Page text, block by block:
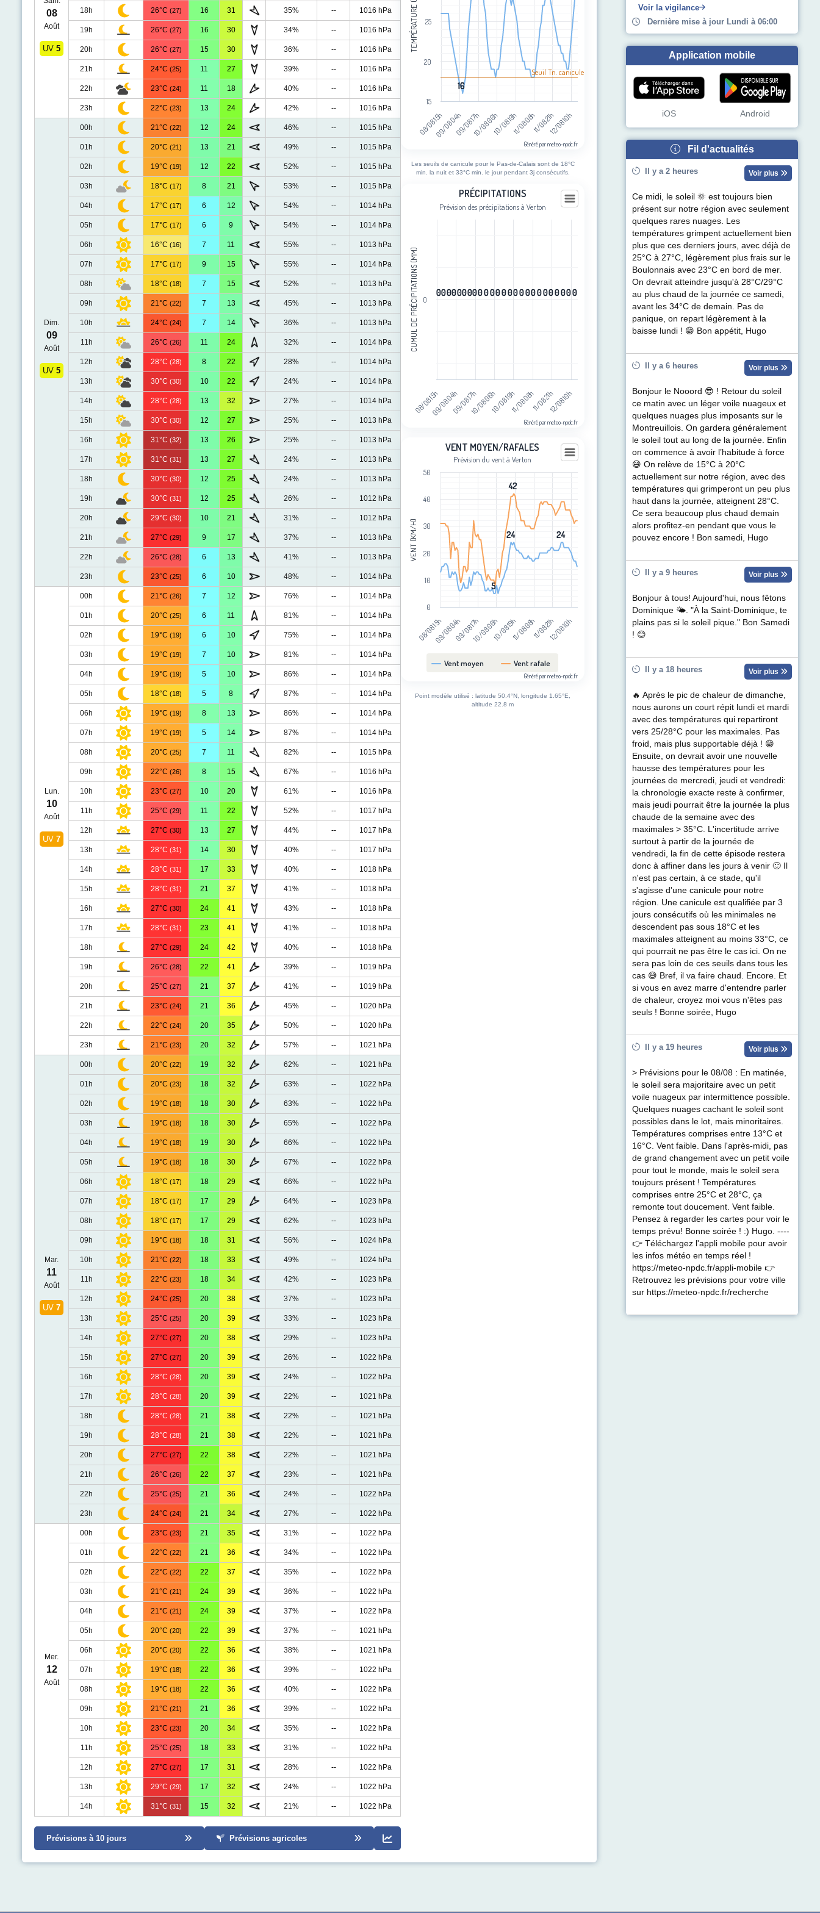
08
Août
UV 5
18h 26°C (27) 16 31 35% -- 1016 hPa
19h 26°C (27) 16 30 34% -- 1016 hPa
20h 26°C (27) 15 30 36% -- 1016 hPa
21h 24°C (25) 11 27 39% -- 1016 hPa
22h 23°C (24) 11 18 40% -- 1016 hPa
23h 22°C (23) 13 24 42% -- 1016 hPa
Dim.
09
Août
UV 5
00h 21°C (22) 12 24 46% -- 1015 hPa
01h 20°C (21) 13 21 49% -- 1015 hPa
02h 19°C (19) 12 22 52% -- 1015 hPa
03h 18°C (17) 8 21 53% -- 1015 hPa
04h 17°C (17) 6 12 54% -- 1014 hPa
05h 17°C (17) 6 9 54% -- 1014 hPa
06h 16°C (16) 7 11 55% -- 1013 hPa
07h 17°C (17) 9 15 55% -- 1014 hPa
08h 18°C (18) 7 15 52% -- 1013 hPa
09h 21°C (22) 7 13 45% -- 1013 hPa
10h 24°C (24) 7 14 36% -- 1013 hPa
11h 26°C (26) 11 24 32% -- 1014 hPa
12h 28°C (28) 8 22 28% -- 1014 hPa
13h 30°C (30) 10 22 24% -- 1014 hPa
14h 28°C (28) 13 32 27% -- 1014 hPa
15h 30°C (30) 12 27 25% -- 1013 hPa
16h 31°C (32) 13 26 25% -- 1013 hPa
17h 31°C (31) 13 27 24% -- 1013 hPa
18h 30°C (30) 12 25 24% -- 1013 hPa
19h 30°C (31) 12 25 26% -- 1012 hPa
20h 29°C (30) 10 21 31% -- 1012 hPa
21h 27°C (29) 9 17 37% -- 1013 hPa
22h 26°C (28) 6 13 41% -- 1013 hPa
23h 23°C (25) 6 10 48% -- 1014 hPa
Lun.
10
Août
UV 7
00h 21°C (26) 7 12 76% -- 1014 hPa
01h 20°C (25) 6 11 81% -- 1014 hPa
02h 19°C (19) 6 10 75% -- 1014 hPa
03h 19°C (19) 7 10 81% -- 1014 hPa
04h 19°C (19) 5 10 86% -- 1014 hPa
05h 18°C (18) 5 8 87% -- 1014 hPa
06h 19°C (19) 8 13 86% -- 1014 hPa
07h 19°C (19) 5 14 87% -- 1014 hPa
08h 20°C (25) 7 11 82% -- 1015 hPa
09h 22°C (26) 8 15 67% -- 1016 hPa
10h 23°C (27) 10 20 61% -- 1016 hPa
11h 25°C (29) 11 22 52% -- 1017 hPa
12h 27°C (30) 13 27 44% -- 1017 hPa
13h 28°C (31) 14 30 40% -- 1017 hPa
14h 28°C (31) 17 33 40% -- 1018 hPa
15h 28°C (31) 21 37 41% -- 1018 hPa
16h 27°C (30) 24 41 43% -- 1018 hPa
17h 28°C (31) 23 41 41% -- 1018 hPa
18h 27°C (29) 24 42 40% -- 1018 hPa
19h 26°C (28) 22 41 39% -- 1019 hPa
20h 25°C (27) 21 37 41% -- 1019 hPa
21h 23°C (24) 21 36 45% -- 1020 hPa
22h 22°C (24) 20 35 50% -- 1020 hPa
23h 21°C (23) 20 32 57% -- 1021 hPa
Mar.
11
Août
UV 7
00h 20°C (22) 19 32 62% -- 1021 hPa
01h 20°C (23) 18 32 63% -- 1022 hPa
02h 19°C (18) 18 30 63% -- 1022 hPa
03h 19°C (18) 18 30 65% -- 1022 hPa
04h 19°C (18) 19 30 66% -- 1022 hPa
05h 19°C (18) 18 30 67% -- 1022 hPa
06h 18°C (17) 18 29 66% -- 1022 hPa
07h 18°C (17) 17 29 64% -- 1023 hPa
08h 18°C (17) 17 29 62% -- 1023 hPa
09h 19°C (18) 18 31 56% -- 1024 hPa
10h 21°C (22) 18 33 49% -- 1024 hPa
11h 22°C (23) 18 34 42% -- 1023 hPa
12h 24°C (25) 20 38 37% -- 1023 hPa
13h 25°C (25) 20 39 33% -- 1023 hPa
14h 27°C (27) 20 38 29% -- 1023 hPa
15h 27°C (27) 20 39 26% -- 1022 hPa
16h 28°C (28) 20 39 24% -- 1022 hPa
17h 28°C (28) 20 39 22% -- 1021 hPa
18h 28°C (28) 21 38 22% -- 1021 hPa
19h 28°C (28) 21 38 22% -- 1021 hPa
20h 27°C (27) 22 38 22% -- 1021 hPa
21h 26°C (26) 22 37 23% -- 1021 hPa
22h 25°C (25) 21 36 24% -- 1022 hPa
23h 24°C (24) 21 34 27% -- 1022 hPa
Mer.
12
Août
00h 23°C (23) 21 35 31% -- 1022 hPa
01h 22°C (22) 21 36 34% -- 1022 hPa
02h 22°C (22) 22 37 35% -- 1022 hPa
03h 21°C (21) 24 39 36% -- 1022 hPa
04h 21°C (21) 24 39 37% -- 1022 hPa
05h 20°C (20) 22 39 37% -- 1021 hPa
06h 20°C (20) 22 36 38% -- 1021 hPa
07h 19°C (18) 22 36 39% -- 1022 hPa
08h 19°C (18) 22 36 40% -- 1022 hPa
09h 21°C (21) 21 36 39% -- 1022 hPa
10h 23°C (23) 20 34 35% -- 1022 hPa
11h 25°C (25) 18 33 31% -- 1022 hPa
12h 27°C (27) 17 31 28% -- 1022 hPa
13h 29°C (29) 17 32 24% -- 1022 hPa
14h 31°C (31) 15 32 21% -- 1022 hPa
Prévisions à 10 jours Prévisions agricoles
TEMPÉRATURE (°C)
16
16
08/08 15h09/08 04h09/08 17h10/08 06h10/08 19h11/08 08h11/08 21h12/08 10h
15
20
25
Généré par meteo-npdc.fr
Seuil Tn. canicule
Les seuils de canicule pour le Pas-de-Calais sont de 18°C
min. la nuit et 33°C min. le jour pendant 3j consécutifs.
Bar chart with 96 bars.
The chart has 1 X axis displaying categories.
The chart has 1 Y axis displaying Cumul de précipitations (mm). Data ranges from -0.5 to 0.5.
CUMUL DE PRÉCIPITATIONS (MM)
PRÉCIPITATIONS
Prévision des précipitations à Verton
0
00
00
00
00
00
00
00
00
00
00
00
00
00
00
00
00
00
00
00
00
00
00
00
00
0
08/08 15h09/08 04h09/08 17h10/08 06h10/08 19h11/08 08h11/08 21h12/08 10h
0
Généré par meteo-npdc.fr
Vent moyen/rafales
Line chart with 2 lines.
Prévision du vent à Verton
View as data table, Vent moyen/rafales
The chart has 1 X axis displaying categories.
The chart has 1 Y axis displaying Vent (km/h). Data ranges from 5 to 42.
VENT (KM/H)
VENT MOYEN/RAFALES
Prévision du vent à Verton
5
5
24
24 24
24
42
42
Vent moyen Vent rafale
08/08 15h09/08 04h09/08 17h10/08 06h10/08 19h11/08 08h11/08 21h12/08 10h
0
10
20
30
40
50
Généré par meteo-npdc.fr
Point modèle utilisé : latitude 50.4°N, longitude 1.65°E,
altitude 22.8 m
Voir la vigilance
Dernière mise à jour Lundi à 06:00
Application mobile
iOS Android
Fil d'actualités
Il y a 2 heures Voir plus
Ce midi, le soleil 🌞 est toujours bien
présent sur notre région avec seulement
quelques rares nuages. Les
températures grimpent actuellement bien
plus que ces derniers jours, avec déjà de
25°C à 27°C, légèrement plus frais sur le
Boulonnais avec 23°C en bord de mer.
On devrait atteindre jusqu'à 28°C/29°C
au plus chaud de la journée ce samedi,
avant les 34°C de demain. Pas de
panique, on repart légèrement à la
baisse lundi ! 😁 Bon appétit, Hugo
Il y a 6 heures Voir plus
Bonjour le Nooord 😎 ! Retour du soleil
ce matin avec un léger voile nuageux et
quelques nuages plus imposants sur le
Montreuillois. On gardera généralement
le soleil tout au long de la journée. Enfin
on commence à avoir l’habitude à force
😄 On relève de 15°C à 20°C
actuellement sur notre région, avec des
températures qui grimperont un peu plus
haut dans la journée, atteignent 28°C.
Ce sera beaucoup plus chaud demain
alors profitez-en pendant que vous le
pouvez encore ! Bon samedi, Hugo
Il y a 9 heures Voir plus
Bonjour à tous! Aujourd'hui, nous fêtons
Dominique 🌤. "À la Saint-Dominique, te
plains pas si le soleil pique." Bon Samedi
! 😊
Il y a 18 heures Voir plus
🔥 Après le pic de chaleur de dimanche,
nous aurons un court répit lundi et mardi
avec des températures qui repartiront
vers 25/28°C pour les maximales. Pas
froid, mais plus supportable déjà ! 😁
Ensuite, on devrait avoir une nouvelle
hausse des températures pour les
journées de mercredi, jeudi et vendredi:
la chronologie exacte reste à confirmer,
mais jeudi pourrait être la journée la plus
chaude de la semaine avec des
maximales > 35°C. L'incertitude arrive
surtout à partir de la journée de
vendredi, la fin de cette épisode restera
donc à affiner dans les jours à venir 🙂 Il
n'est pas certain, à ce stade, qu'il
s'agisse d'une canicule pour notre
région. Une canicule est qualifiée par 3
jours consécutifs où les minimales ne
descendent pas sous 18°C et les
maximales atteignent au moins 33°C, ce
qui pourrait ne pas être le cas ici. On ne
sera pas loin de ces seuils dans tous les
cas 😅 Bref, il va faire chaud. Encore. Et
si vous en avez marre d'entendre parler
de chaleur, croyez moi vous n'êtes pas
seuls ! Bonne soirée, Hugo
Il y a 19 heures Voir plus
> Prévisions pour le 08/08 : En matinée,
le soleil sera majoritaire avec un petit
voile nuageux par intermittence possible.
Quelques nuages cachant le soleil sont
possibles dans le lot, mais minoritaires.
Températures comprises entre 13°C et
16°C. Vent faible. Dans l'après-midi, pas
de grand changement avec un petit voile
pour tout le monde, mais le soleil sera
toujours présent ! Températures
comprises entre 25°C et 28°C, ça
remonte tout doucement. Vent faible.
Pensez à regarder les cartes pour voir le
temps prévu! Bonne soirée ! :) Hugo. ----
👉 Téléchargez l'appli mobile pour avoir
les infos météo en temps réel !
https://meteo-npdc.fr/appli-mobile 👉
Retrouvez les prévisions pour votre ville
sur https://meteo-npdc.fr/recherche